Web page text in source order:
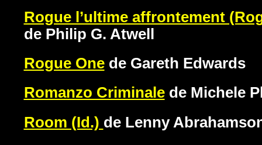
Rogue l’ultime affrontement
de Philip G. Atwell
Rogue Onede Gareth Edwards
Romanzo Criminalede Michele
Room (Id.) de Lenny